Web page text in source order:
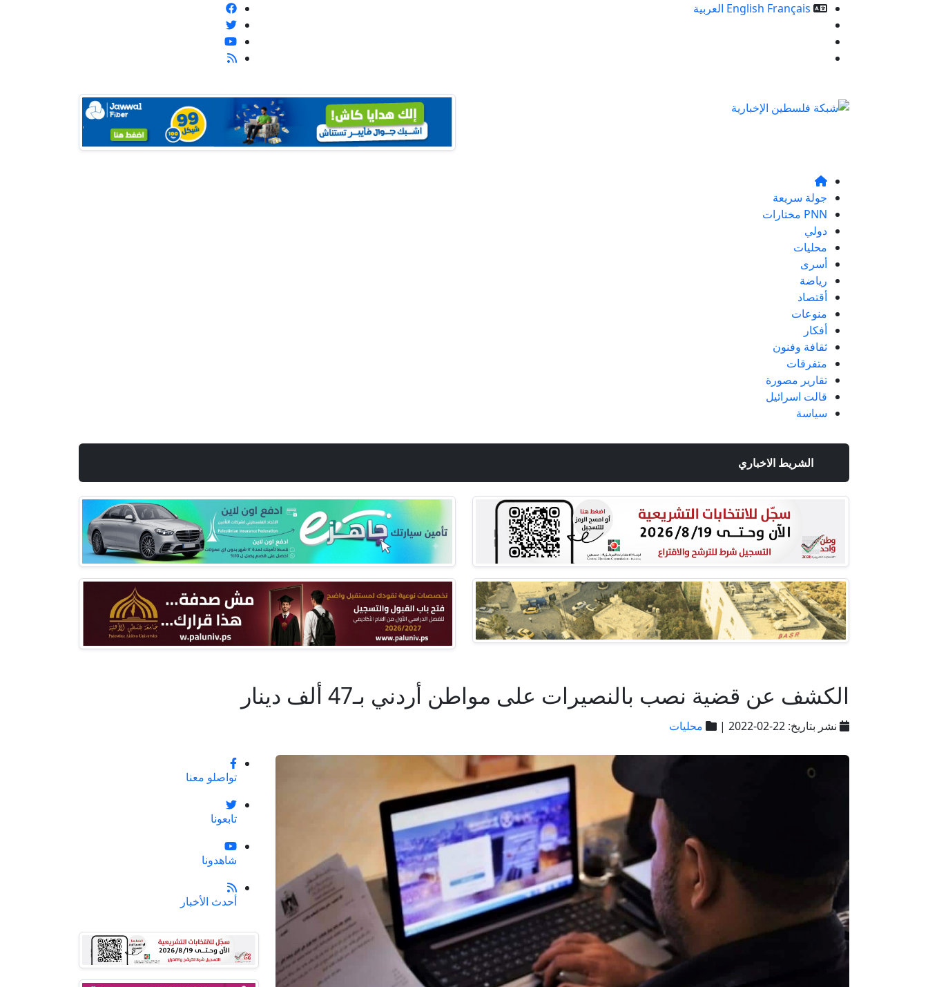
English Français
العربية
جولة سريعة
PNN مختارات
دولي
محليات
أسرى
رياضة
أقتصاد
منوعات
أفكار
ثقافة وفنون
متفرقات
تقارير مصورة
قالت اسرائيل
سياسة
الشريط الاخباري
الكشف عن قضية نصب بالنصيرات على مواطن أردني بـ47 ألف دينار
نشر بتاريخ: 22-02-2022 | محليات
تواصلو معنا
تابعونا
شاهدونا
أحدث الأخبار